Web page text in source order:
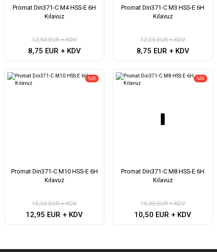
Promat Din371-C M4 HSS-E 6H
Kılavuz
12,50 EUR + KDV
8,75 EUR + KDV
Promat Din371-C M3 HSS-E 6H
Kılavuz
12,50 EUR + KDV
8,75 EUR + KDV
Promat Din371-C M10 HSS-E 6H
Kılavuz
18,50 EUR + KDV
12,95 EUR + KDV
%30
Promat Din371-C M8 HSS-E 6H
Kılavuz
15,00 EUR + KDV
10,50 EUR + KDV
%30